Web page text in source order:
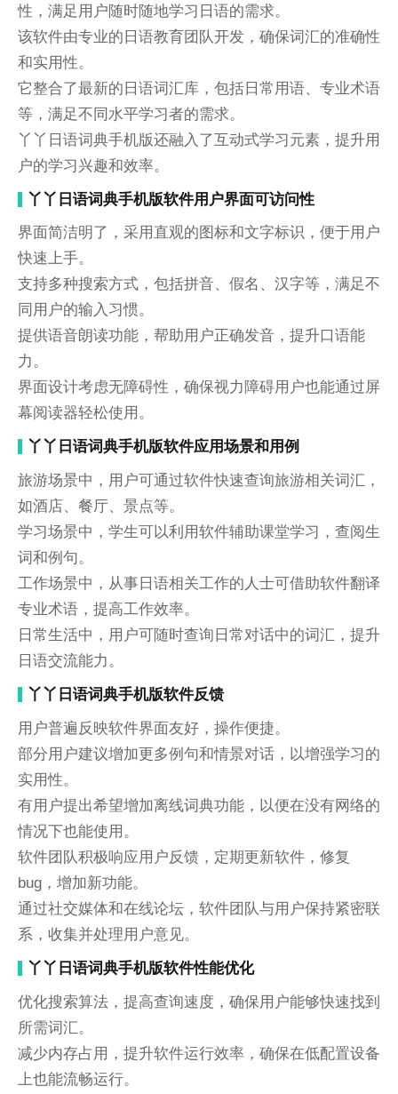
性，满足用户随时随地学习日语的需求。
该软件由专业的日语教育团队开发，确保词汇的准确性
和实用性。
它整合了最新的日语词汇库，包括日常用语、专业术语
等，满足不同水平学习者的需求。
丫丫日语词典手机版还融入了互动式学习元素，提升用
户的学习兴趣和效率。
丫丫日语词典手机版软件用户界面可访问性
界面简洁明了，采用直观的图标和文字标识，便于用户
快速上手。
支持多种搜索方式，包括拼音、假名、汉字等，满足不
同用户的输入习惯。
提供语音朗读功能，帮助用户正确发音，提升口语能
力。
界面设计考虑无障碍性，确保视力障碍用户也能通过屏
幕阅读器轻松使用。
丫丫日语词典手机版软件应用场景和用例
旅游场景中，用户可通过软件快速查询旅游相关词汇，
如酒店、餐厅、景点等。
学习场景中，学生可以利用软件辅助课堂学习，查阅生
词和例句。
工作场景中，从事日语相关工作的人士可借助软件翻译
专业术语，提高工作效率。
日常生活中，用户可随时查询日常对话中的词汇，提升
日语交流能力。
丫丫日语词典手机版软件反馈
用户普遍反映软件界面友好，操作便捷。
部分用户建议增加更多例句和情景对话，以增强学习的
实用性。
有用户提出希望增加离线词典功能，以便在没有网络的
情况下也能使用。
软件团队积极响应用户反馈，定期更新软件，修复
bug，增加新功能。
通过社交媒体和在线论坛，软件团队与用户保持紧密联
系，收集并处理用户意见。
丫丫日语词典手机版软件性能优化
优化搜索算法，提高查询速度，确保用户能够快速找到
所需词汇。
减少内存占用，提升软件运行效率，确保在低配置设备
上也能流畅运行。